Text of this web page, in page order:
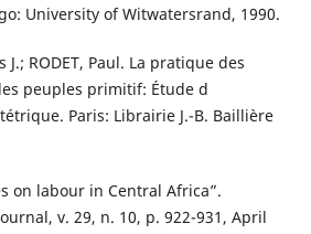
University of Witwatersrand, 1990.
J.; RODET, Paul. La pratique des
peuples primitif: Étude d
Paris: Librairie J.-B. Baillière
on labour in Central Africa”.
v. 29, n. 10, p. 922-931, April